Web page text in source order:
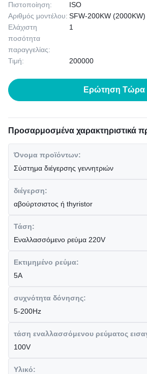
Πιστοποίηση:
ISO
Αριθμός μοντέλου: SFW-200KW (2000KW)
Ελάχιστη
ποσότητα
παραγγελίας:
1
Τιμή: 200000
Ερώτηση Τώρα
Προσαρμοσμένα χαρακτηριστικά
Όνομα προϊόντων:
Σύστημα διέγερσης γεννητριών
διέγερση:
αβούρτσιστος ή thyristor
Τάση:
Εναλλασσόμενο ρεύμα 220V
Εκτιμημένο ρεύμα:
5A
συχνότητα δόνησης:
5-200Hz
τάση εναλλασσόμενου ρεύματος
100V
Υλικό: